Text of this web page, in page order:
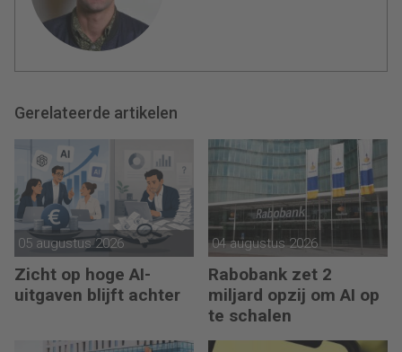
Gerelateerde artikelen
05 augustus 2026
Zicht op hoge AI-
uitgaven blijft achter
04 augustus 2026
Rabobank zet 2
miljard opzij om AI op
te schalen